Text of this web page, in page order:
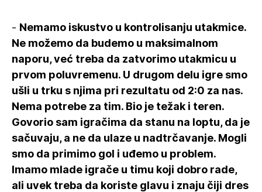
- Nemamo iskustvo u kontrolisanju utakmice.
Ne možemo da budemo u maksimalnom
naporu, već treba da zatvorimo utakmicu u
prvom poluvremenu. U drugom delu igre smo
ušli u trku s njima pri rezultatu od 2:0 za nas.
Nema potrebe za tim. Bio je težak i teren.
Govorio sam igračima da stanu na loptu, da je
sačuvaju, a ne da ulaze u nadtrčavanje. Mogli
smo da primimo gol i uđemo u problem.
Imamo mlade igrače u timu koji dobro rade,
ali uvek treba da koriste glavu i znaju čiji dres